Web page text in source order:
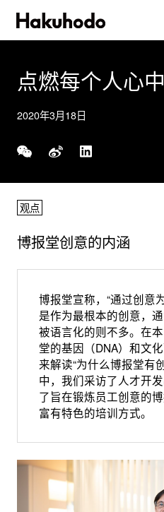
点燃每个人心
2020年3月18日
观点
博报堂创意的内涵
博报堂宣称，“通过创意
是作为最根本的创意，
被语言化的则不多。在
堂的基因（DNA）和文
来解读“为什么博报堂有
中，我们采访了人才开
了旨在锻炼员工创意的
富有特色的培训方式。